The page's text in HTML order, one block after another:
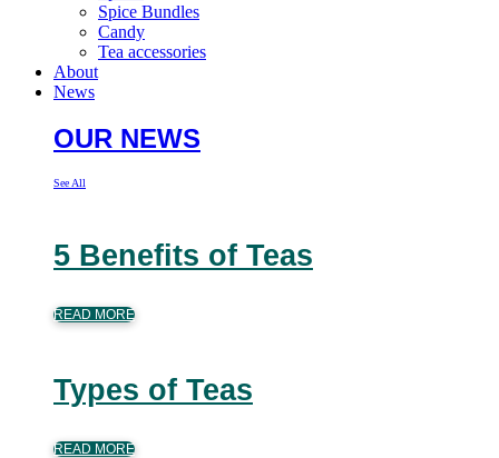
Spice Bundles
Candy
Tea accessories
About
News
OUR NEWS
See All
5 Benefits of Teas
READ MORE
Types of Teas
READ MORE